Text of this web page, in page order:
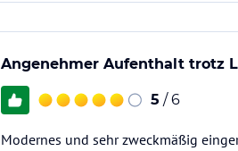
Angenehmer Aufenthalt trotz
5 / 6
Modernes und sehr zweckmäßig